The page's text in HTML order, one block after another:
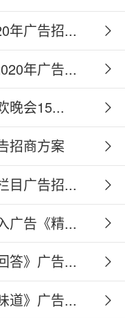
年广告招...
年广告...
晚会15...
招商方案
目广告招...
广告《精...
答》广告...
道》广告...